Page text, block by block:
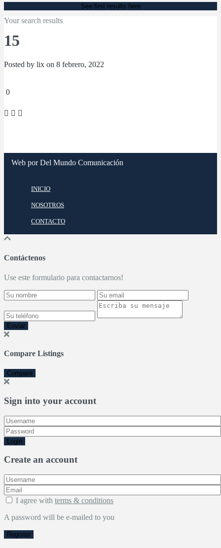
See first results here
Your search results
15
Posted by lix on 8 febrero, 2022
0
Web por Del Mundo Comunicación
INICIO
NOSOTROS
CONTACTO
Contáctenos
Use este formulario para contactarnos!
Enviar
Compare Listings
Compare
Sign into your account
Login
Create an account
I agree with terms & conditions
A password will be e-mailed to you
Register